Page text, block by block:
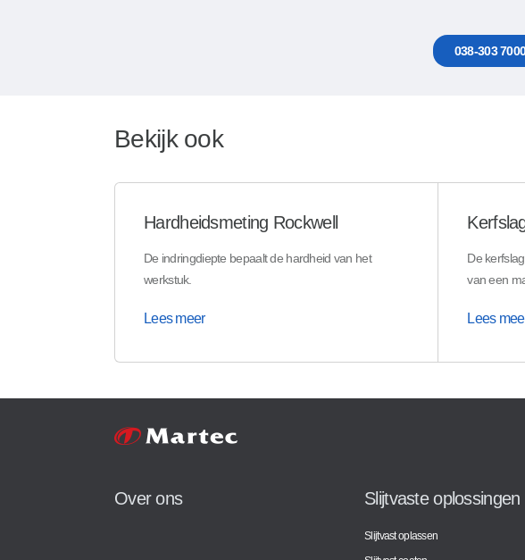
038-303
Bekijk ook
Hardheidsmeting Rockwell
De indringdiepte bepaalt de hardheid van het
werkstuk.
Lees meer
De
van een
Lees
Over ons Slijtvaste oplossingen
Slijtvast oplassen